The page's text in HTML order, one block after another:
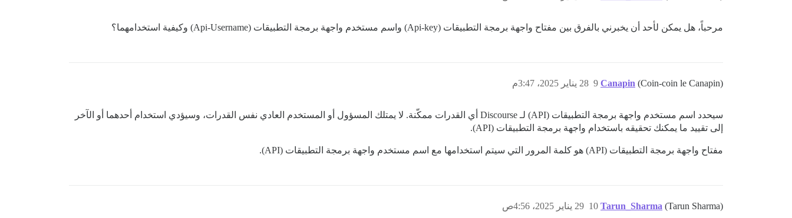
مرحباً، هل يمكن لأحد أن يخبرني بالفرق بين مفتاح واجهة برمجة التطبيقات (Api-key) واسم مستخدم واجهة برمجة التطبيقات (Api-Username) وكيفية استخدامهما؟
Canapin (Coin-coin le Canapin) 28 يناير 2025، 3:47م 9
سيحدد اسم مستخدم واجهة برمجة التطبيقات (API) لـ Discourse أي القدرات ممكّنة. لا يمتلك المسؤول أو المستخدم العادي نفس القدرات، وسيؤدي استخدام أحدهما أو الآخر
إلى تقييد ما يمكنك تحقيقه باستخدام واجهة برمجة التطبيقات (API).
مفتاح واجهة برمجة التطبيقات (API) هو كلمة المرور التي سيتم استخدامها مع اسم مستخدم واجهة برمجة التطبيقات (API).
Tarun_Sharma (Tarun Sharma) 29 يناير 2025، 4:56ص 10